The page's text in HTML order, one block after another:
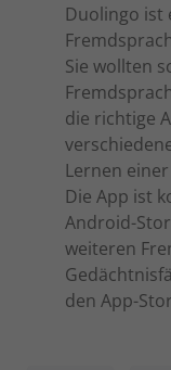
Duolingo ist
Sie wollten
die richtige
Lernen
Die App ist
Android-
weiteren
den App-